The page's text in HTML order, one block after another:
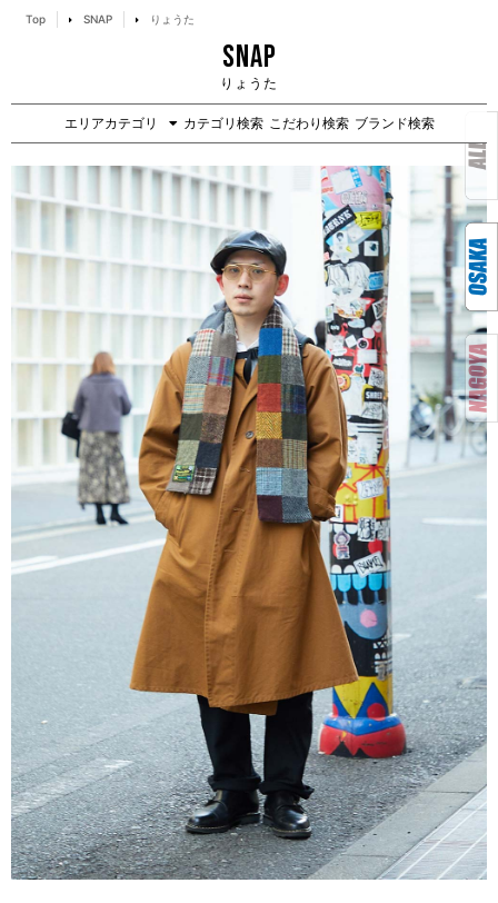
Top SNAP りょうた
SNAP
りょうた
エリアカテゴリ カテゴリ検索 こだわり検索 ブランド検索